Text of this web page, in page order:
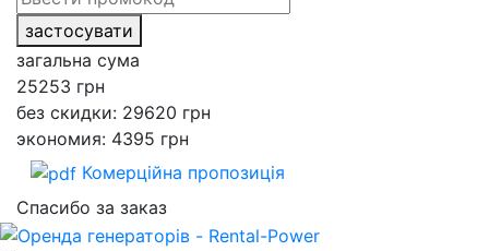
застосувати
загальна сума
25253 грн
без скидки: 29620 грн
экономия: 4395 грн
Комерційна пропозиція
Спасибо за заказ